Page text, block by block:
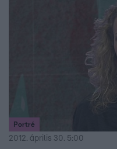
Portré
2012. április 30. 5:00